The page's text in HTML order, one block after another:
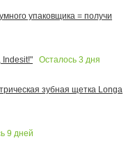
упаковщика = получи
Indesit!"
Осталось 3 дня
зубная щетка Longa
9 дней